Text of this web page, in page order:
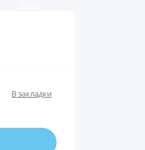
В закладки